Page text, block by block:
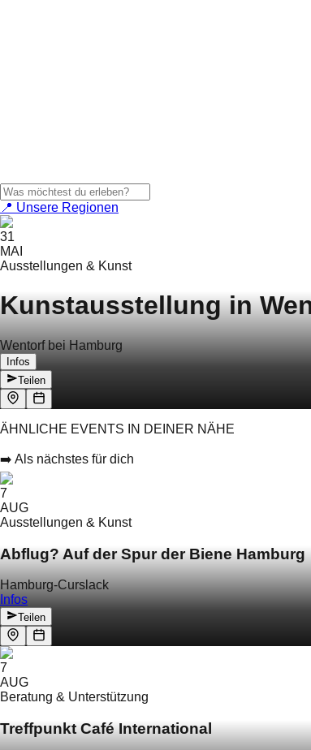
📍 Unsere Regionen
31
MAI
Ausstellungen & Kunst
Kunstausstellung in
Wentorf bei Hamburg
Infos
Teilen
ÄHNLICHE EVENTS IN DEINER NÄHE
➡️ Als nächstes für dich
7
AUG
Ausstellungen & Kunst
Abflug? Auf der Spur der Biene Hamburg
Hamburg-Curslack
Infos
Teilen
7
AUG
Beratung & Unterstützung
Treffpunkt Café International